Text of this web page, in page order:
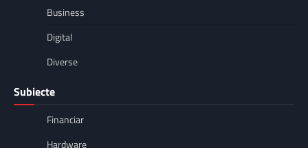
Business
Digital
Diverse
Subiecte
Financiar
Hardware